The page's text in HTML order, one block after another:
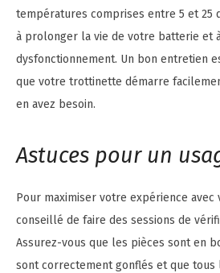
températures comprises entre 5 et 25
à prolonger la vie de votre batterie et
dysfonctionnement. Un bon entretien
que votre trottinette démarre
en avez besoin.
Astuces pour un
Pour maximiser votre expérience
conseillé de faire des sessions de
Assurez-vous que les pièces sont en
sont correctement gonflés et que tous